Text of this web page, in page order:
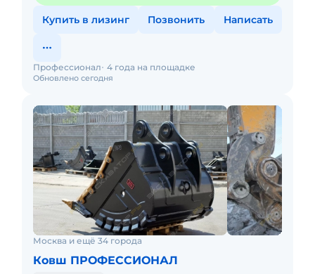
Купить в лизинг Позвонить Написать
Обновлено сегодня
Профессионал 4 года на площадке
Москва и ещё 34 города
Ковш ПРОФЕССИОНАЛ